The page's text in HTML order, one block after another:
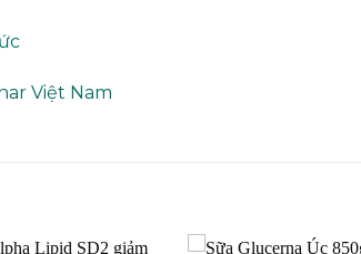
Việt Nam